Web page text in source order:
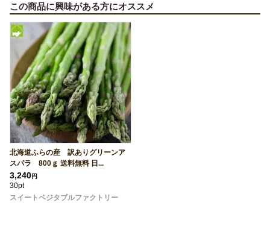
この商品に興味がある方にオススメ
北海道ふらの産 訳ありグリーンア
スパラ 800ｇ 送料無料 日...
3,240円
30pt
スイートベジタブルファクトリー